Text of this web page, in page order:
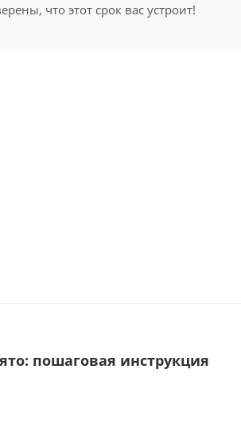
что этот срок вас устроит!
пошаговая инструкция